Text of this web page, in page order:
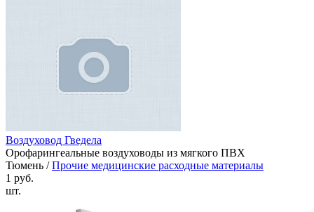
Воздуховод Гведела
Орофарингеальные воздуховоды из мягкого ПВХ
Тюмень /Прочие медицинские расходные материалы
1 руб.
шт.